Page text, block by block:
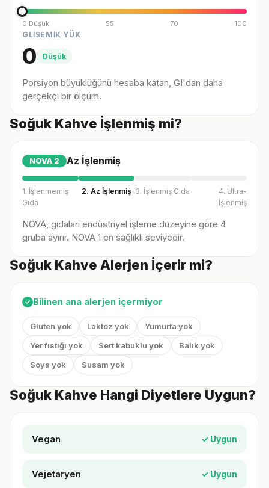
0 Düşük 55 70 100
GLİSEMİK YÜK
0 Düşük
Porsiyon büyüklüğünü hesaba katan, GI'dan daha
gerçekçi bir ölçüm.
Soğuk Kahve İşlenmiş mi?
NOVA 2 Az İşlenmiş
1. İşlenmemiş
Gıda
2. Az İşlenmiş 3. İşlenmiş Gıda
4. Ultra-
İşlenmiş
NOVA, gıdaları endüstriyel işleme düzeyine göre 4
gruba ayırır. NOVA 1 en sağlıklı seviyedir.
Soğuk Kahve Alerjen İçerir mi?
✓ Bilinen ana alerjen içermiyor
Gluten yok Laktoz yok
Yumurta yok
Yer fıstığı yok
Sert kabuklu yok
Balık yok
Soya yok
Susam yok
Soğuk Kahve Hangi Diyetlere Uygun?
Vegan ✓ Uygun
Vejetaryen ✓ Uygun